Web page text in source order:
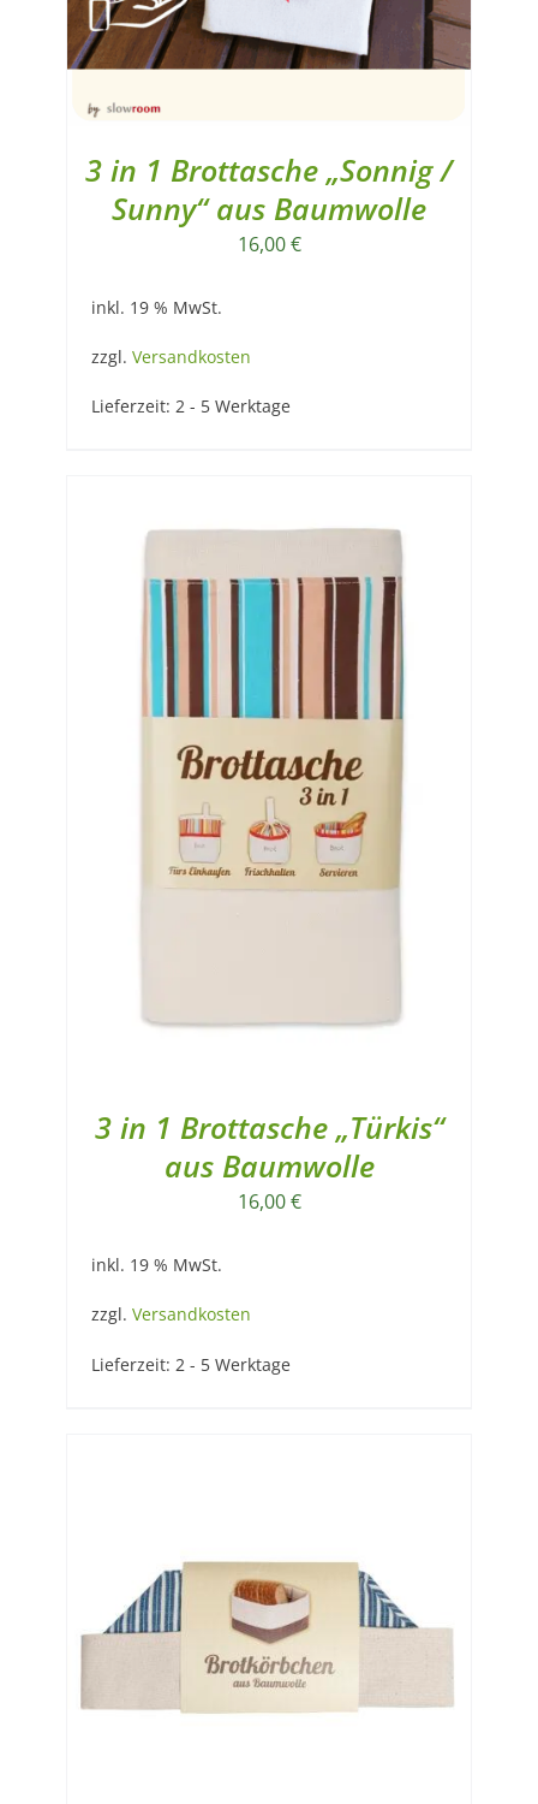
3 in 1 Brottasche „Sonnig /
Sunny“ aus Baumwolle
16,00€
inkl. 19 % MwSt.
zzgl. Versandkosten
Lieferzeit: 2 - 5 Werktage
3 in 1 Brottasche „Türkis“
aus Baumwolle
16,00€
inkl. 19 % MwSt.
zzgl. Versandkosten
Lieferzeit: 2 - 5 Werktage